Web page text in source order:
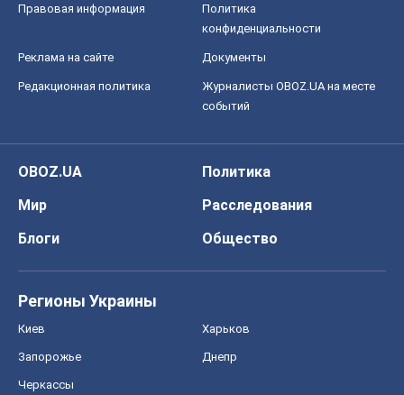
Правовая информация
Политика
конфиденциальности
Реклама на сайте Документы
Редакционная политика
Журналисты OBOZ.UA на месте
событий
OBOZ.UA
Политика
Мир
Расследования
Блоги
Общество
Регионы Украины
Киев Харьков
Запорожье Днепр
Черкассы